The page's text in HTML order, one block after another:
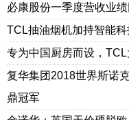
必康股份一季度营收业
TCL抽油烟机加持智能
专为中国厨房而设，
复华集团2018世界斯诺
鼎冠军